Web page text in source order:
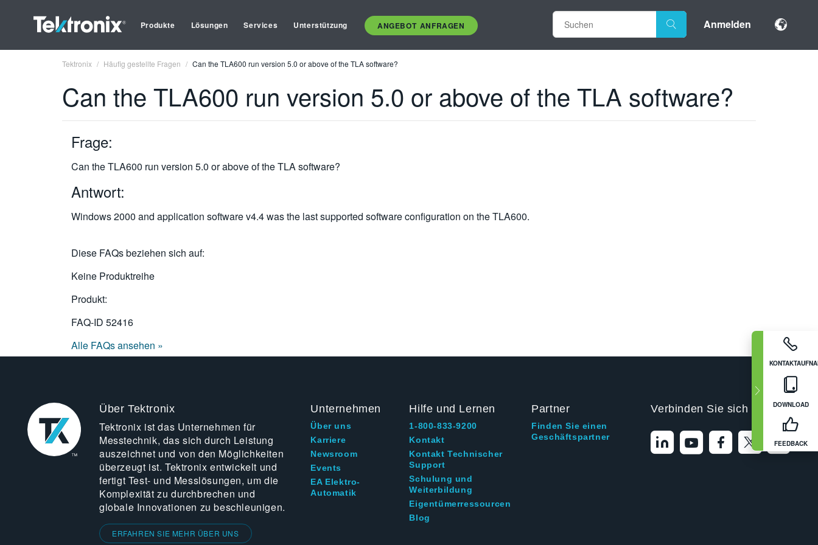
Produkte Lösungen Services Unterstützung ANGEBOT ANFRAGEN Anmelden
DOWNLOAD
FEEDBACK
Tektronix Häufig gestellte Fragen Can the TLA600 run version 5.0 or above of the TLA software?
Can the TLA600 run version 5.0 or above of the TLA software?
Frage:
Can the TLA600 run version 5.0 or above of the TLA software?
Antwort:
Windows 2000 and application software v4.4 was the last supported software configuration on the TLA600.
Diese FAQs beziehen sich auf:
Keine Produktreihe
Produkt:
FAQ-ID 52416
Alle FAQs ansehen »
Über Tektronix
Tektronix ist das Unternehmen für
Messtechnik, das sich durch Leistung
auszeichnet und von den Möglichkeiten
überzeugt ist. Tektronix entwickelt und
fertigt Test- und Messlösungen, um die
Komplexität zu durchbrechen und
globale Innovationen zu beschleunigen.
ERFAHREN SIE MEHR ÜBER UNS
Unternehmen
Über uns
Karriere
Newsroom
Events
EA Elektro-
Automatik
Hilfe und Lernen
1-800-833-9200
Kontakt
Kontakt Technischer
Support
Schulung und
Weiterbildung
Eigentümerressourcen
Blog
Partner
Finden Sie einen
Geschäftspartner
Verbinden Sie sich mit uns